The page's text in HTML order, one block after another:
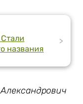
названия
>